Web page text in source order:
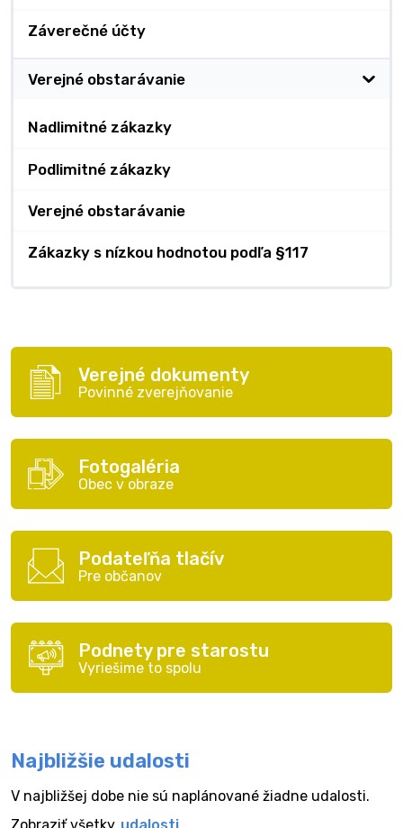
Záverečné účty
Verejné obstarávanie
Nadlimitné zákazky
Podlimitné zákazky
Verejné obstarávanie
Zákazky s nízkou hodnotou podľa §117
Verejné dokumenty
Povinné zverejňovanie
Fotogaléria
Obec v obraze
Podateľňa tlačív
Pre občanov
Podnety pre starostu
Vyriešime to spolu
Najbližšie udalosti
V najbližšej dobe nie sú naplánované žiadne udalosti.